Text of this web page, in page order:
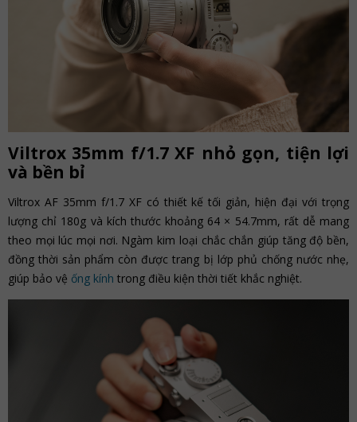
Viltrox 35mm f/1.7 XF nhỏ gọn, tiện lợi
và bền bỉ
Viltrox AF 35mm f/1.7 XF có thiết kế tối giản, hiện đại với trọng
lượng chỉ 180g và kích thước khoảng 64 × 54.7mm, rất dễ mang
theo mọi lúc mọi nơi. Ngàm kim loại chắc chắn giúp tăng độ bền,
đồng thời sản phẩm còn được trang bị lớp phủ chống nước nhẹ,
giúp bảo vệ ống kính trong điều kiện thời tiết khắc nghiệt.